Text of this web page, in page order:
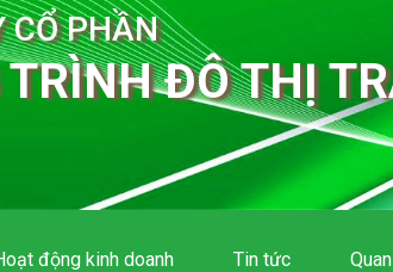
CỔ PHẦN
TRÌNH ĐÔ THỊ
động kinh doanh Tin tức